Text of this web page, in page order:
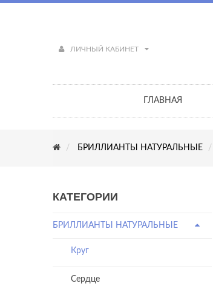
ЛИЧНЫЙ КАБИНЕТ
ГЛАВНАЯ
БРИЛЛИАНТЫ НАТУРАЛЬНЫЕ
КАТЕГОРИИ
БРИЛЛИАНТЫ НАТУРАЛЬНЫЕ
Круг
Сердце